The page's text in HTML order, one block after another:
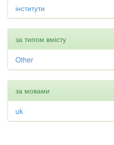
інститути
за типом вмісту
Other
за мовами
uk